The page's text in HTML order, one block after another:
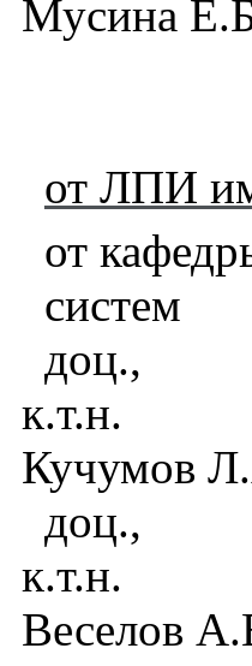
Мусина
от ЛПИ
от
систем
доц.,
к.т.н.
Кучумов
доц.,
к.т.н.
Веселов